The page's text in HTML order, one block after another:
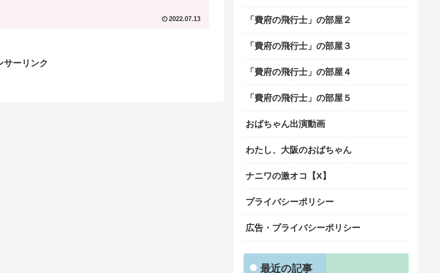
2022.07.13
サーリンク
「費府の飛行士」の部屋２
「費府の飛行士」の部屋３
「費府の飛行士」の部屋４
「費府の飛行士」の部屋５
おばちゃん出演動画
わたし、大阪のおばちゃん
ナニワの激オコ【X】
プライバシーポリシー
広告・プライバシーポリシー
最近の記事